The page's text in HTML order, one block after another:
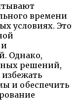
времени
условиях. Это
Однако,
решений,
и обеспечить